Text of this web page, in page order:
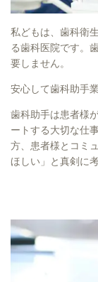
私どもは、歯科衛
る歯科医院です。
要しません。
安心して歯科助手
歯科助手は患者様
ートする大切な仕
方、患者様とコミ
ほしい」と真剣に